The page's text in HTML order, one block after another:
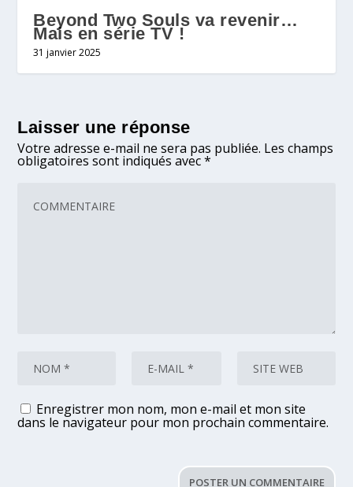
Beyond Two Souls va revenir…
Mais en série TV !
31 janvier 2025
Laisser une réponse
Votre adresse e-mail ne sera pas publiée. Les champs
obligatoires sont indiqués avec*
Enregistrer mon nom, mon e-mail et mon site
dans le navigateur pour mon prochain commentaire.